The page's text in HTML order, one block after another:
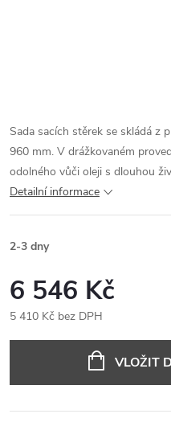
Sada sacích stěrek se skládá z
960 mm. V drážkovaném
odolného vůči oleji s dlouhou
Detailní informace
2-3 dny
6 546 Kč
5 410 Kč bez DPH
VLOŽIT